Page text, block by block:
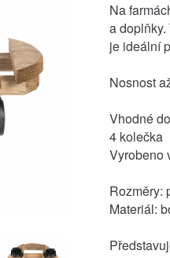
Na
a doplňky.
je ideální
Nosnost
Vhodné
4 kolečka
Vyrobeno
Rozměry:
Materiál: